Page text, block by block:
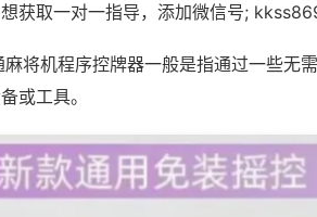
获取一对一指导，添加微信号;
将机程序控牌器一般是指通过一些无
或工具。